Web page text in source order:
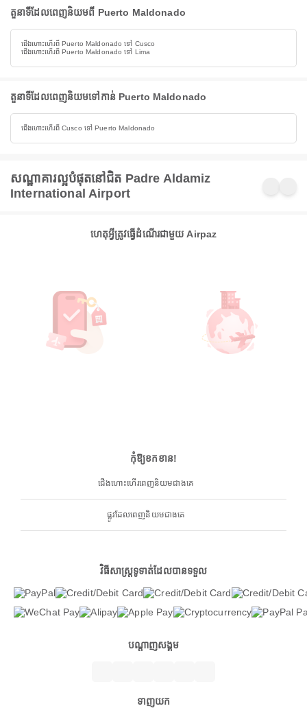
តួនាទីដែលពេញនិយមពី Puerto Maldonado
ជើងហោះហើរពី Puerto Maldonado ទៅ Cusco
ជើងហោះហើរពី Puerto Maldonado ទៅ Lima
តួនាទីដែលពេញនិយមទៅកាន់ Puerto Maldonado
ជើងហោះហើរពី Cusco ទៅ Puerto Maldonado
សណ្ឋាគារល្អបំផុតនៅជិត Padre Aldamiz
International Airport
ហេតុអ្វីត្រូវធ្វើដំណើរជាមួយ Airpaz
កុំឱ្យខកខាន!
ជើងហោះហើរពេញនិយមជាងគេ
ផ្លូវដែលពេញនិយមជាងគេ
វិធីសាស្ត្រទូទាត់ដែលបានទទួល
បណ្តាញសង្គម
ទាញយក